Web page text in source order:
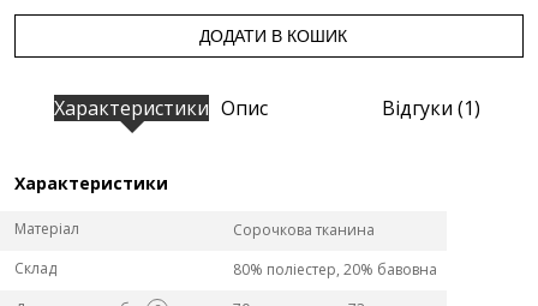
ДОДАТИ В КОШИК
Характеристики Опис Відгуки (1)
Характеристики
Матеріал
Сорочкова тканина
Склад
80% поліестер, 20% бавовна